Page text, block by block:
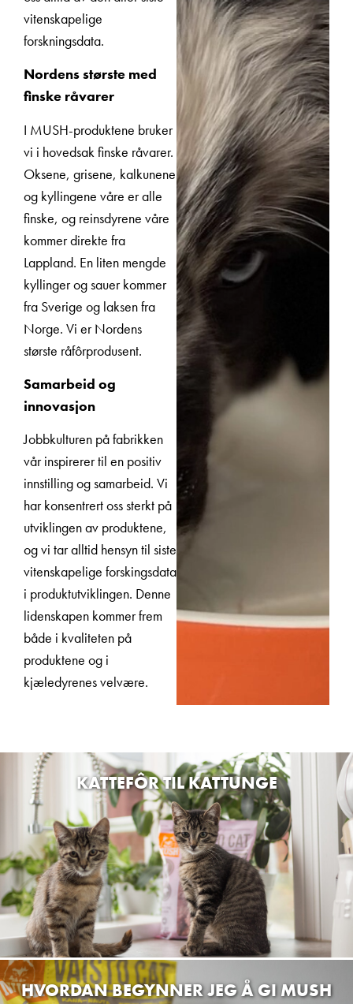
vitenskapelige
forskningsdata.
Nordens største med
finske råvarer
I MUSH-produktene bruker
vi i hovedsak finske råvarer.
Oksene, grisene, kalkunene
og kyllingene våre er alle
finske, og reinsdyrene våre
kommer direkte fra
Lappland. En liten mengde
kyllinger og sauer kommer
fra Sverige og laksen fra
Norge. Vi er Nordens
største råfôrprodusent.
Samarbeid og
innovasjon
Jobbkulturen på fabrikken
vår inspirerer til en positiv
innstilling og samarbeid. Vi
har konsentrert oss sterkt på
utviklingen av produktene,
og vi tar alltid hensyn til siste
vitenskapelige forskingsdata
i produktutviklingen. Denne
lidenskapen kommer frem
både i kvaliteten på
produktene og i
kjæledyrenes velvære.
KATTEFÔR TIL KATTUNGE
HVORDAN BEGYNNER JEG Å GI MUSH